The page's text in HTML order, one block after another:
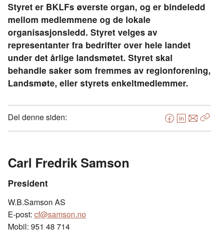
Styret er BKLFs øverste organ, og er bindeledd
mellom medlemmene og de lokale
organisasjonsledd. Styret velges av
representanter fra bedrifter over hele landet
under det årlige landsmøtet. Styret skal
behandle saker som fremmes av regionforening,
Landsmøte, eller styrets enkeltmedlemmer.
Del denne siden:
F
a
L
i
E
-
Carl Fredrik Samson
President
W.B.Samson AS
E-post: cf@samson.no
Mobil: 951 48 714